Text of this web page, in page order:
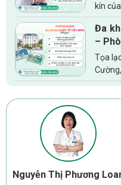
kín
với
phụ
nhưng
Đa
–
cao
Tọa
quốc
khỏe
Nguyễn Thị Phương